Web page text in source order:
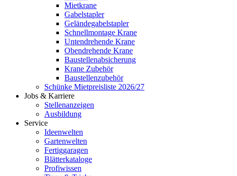
Mietkrane
Gabelstapler
Geländegabelstapler
Schnellmontage Krane
Untendrehende Krane
Obendrehende Krane
Baustellenabsicherung
Krane Zubehör
Baustellenzubehör
Schünke Mietpreisliste 2026/27
Jobs & Karriere
Stellenanzeigen
Ausbildung
Service
Ideenwelten
Gartenwelten
Fertiggaragen
Blätterkataloge
Profiwissen